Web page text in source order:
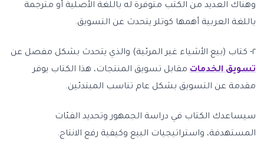
وهناك العديد من الكتب متوفرة له باللغة الأصلية أو مترجمة
باللغة العربية أهمها كوتلر يتحدث عن التسويق.
٢- كتاب (بيع الأشياء غير المرئية) والذي يتحدث بشكل مفصل عن
تسويق الخدمات مقابل تسويق المنتجات، هذا الكتاب يوفر
مقدمة عن التسويق بشكل عام تناسب المبتدئين.
سيساعدك الكتاب في دراسة الجمهور وتحديد الفئات
المستهدفة، واستراتيجيات البيع وكيفية رفع الانتاج.